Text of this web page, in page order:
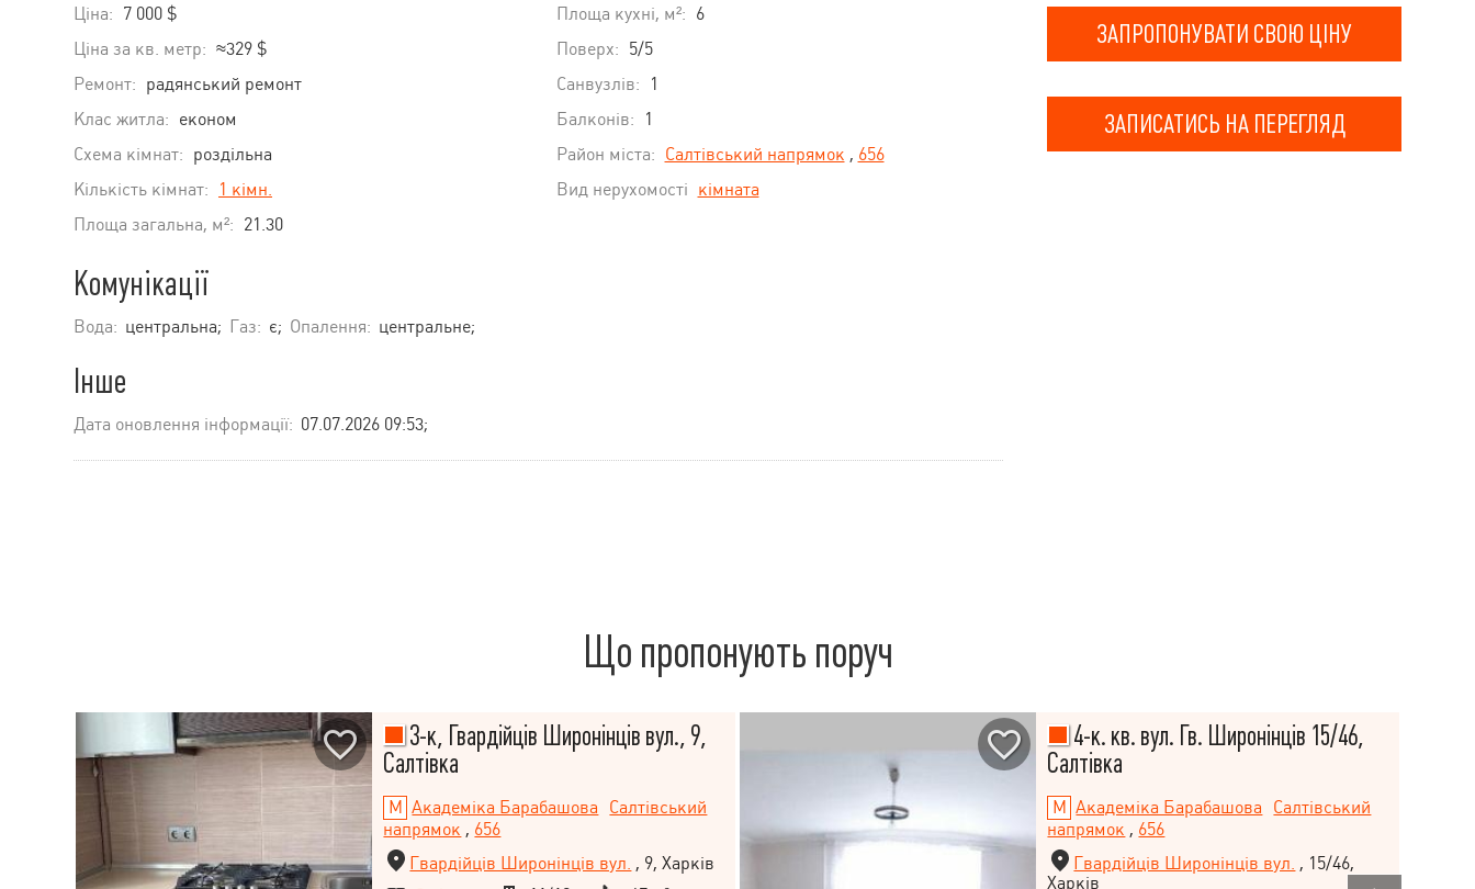
Ціна: 7 000 $
Ціна за кв. метр: ≈329 $
Ремонт: радянський ремонт
Клас житла: економ
Схема кімнат: роздільна
Кількість кімнат:
1 кімн.
Площа загальна, м²: 21.30
Площа кухні, м²: 6
Поверх: 5/5
Санвузлів:
1
Балконів:
1
Район міста: Салтівський напрямок , 656
Вид нерухомості кімната
Комунікації
Вода: центральна; Газ: є; Опалення: центральне;
Інше
Дата оновлення інформації: 07.07.2026 09:53;
ЗАПРОПОНУВАТИ СВОЮ ЦІНУ
ЗАПИСАТИСЬ НА ПЕРЕГЛЯД
Що пропонують поруч
3-к, Гвардійців Широнінців вул., 9,
Салтівка
Академіка Барабашова
Салтівський
напрямок , 656
Гвардійців Широнінців вул. , 9, Харків
4-к. кв. вул. Гв. Широнінців 15/46,
Салтівка
Академіка Барабашова
Салтівський
напрямок , 656
Гвардійців Широнінців вул. , 15/46,
Харків